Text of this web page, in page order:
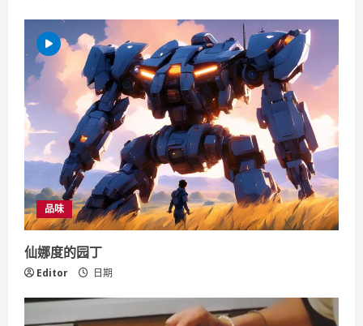
g
品味
仙娜度的园丁
Editor 日期